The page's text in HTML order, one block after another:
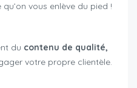
vous enlève du pied !
du contenu de qualité,
votre propre clientèle.